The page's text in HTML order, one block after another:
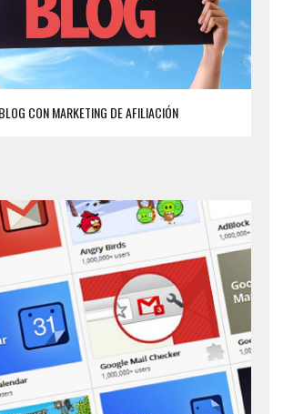
CON MARKETING DE AFILIACIÓN